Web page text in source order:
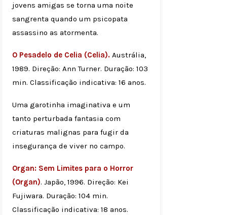
jovens amigas se torna uma noite
sangrenta quando um psicopata
assassino as atormenta.
O Pesadelo de Celia (Celia). Austrália,
1989. Direção: Ann Turner. Duração: 103
min. Classificação indicativa: 16 anos.
Uma garotinha imaginativa e um
tanto perturbada fantasia com
criaturas malignas para fugir da
insegurança de viver no campo.
Organ: Sem Limites para o Horror
(Organ). Japão, 1996. Direção: Kei
Fujiwara. Duração: 104 min.
Classificação indicativa: 18 anos.